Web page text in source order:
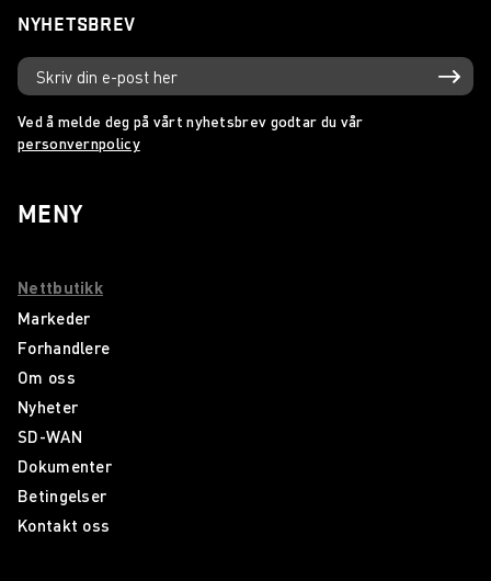
NYHETSBREV
Ved å melde deg på vårt nyhetsbrev godtar du vår
personvernpolicy
MENY
Nettbutikk
Markeder
Forhandlere
Om oss
Nyheter
SD-WAN
Dokumenter
Betingelser
Kontakt oss